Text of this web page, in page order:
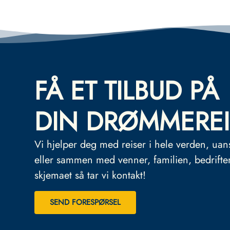
FÅ ET TILBUD PÅ
DIN
Vi hjelper deg med reiser i hele verden,
eller sammen med venner, familien,
skjemaet så tar vi kontakt!
SEND FORESPØRSEL